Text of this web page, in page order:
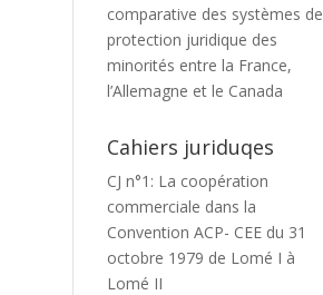
comparative des systèmes de
protection juridique des
minorités entre la France,
l’Allemagne et le Canada
Cahiers juriduqes
CJ n°1: La coopération
commerciale dans la
Convention ACP- CEE du 31
octobre 1979 de Lomé I à
Lomé II